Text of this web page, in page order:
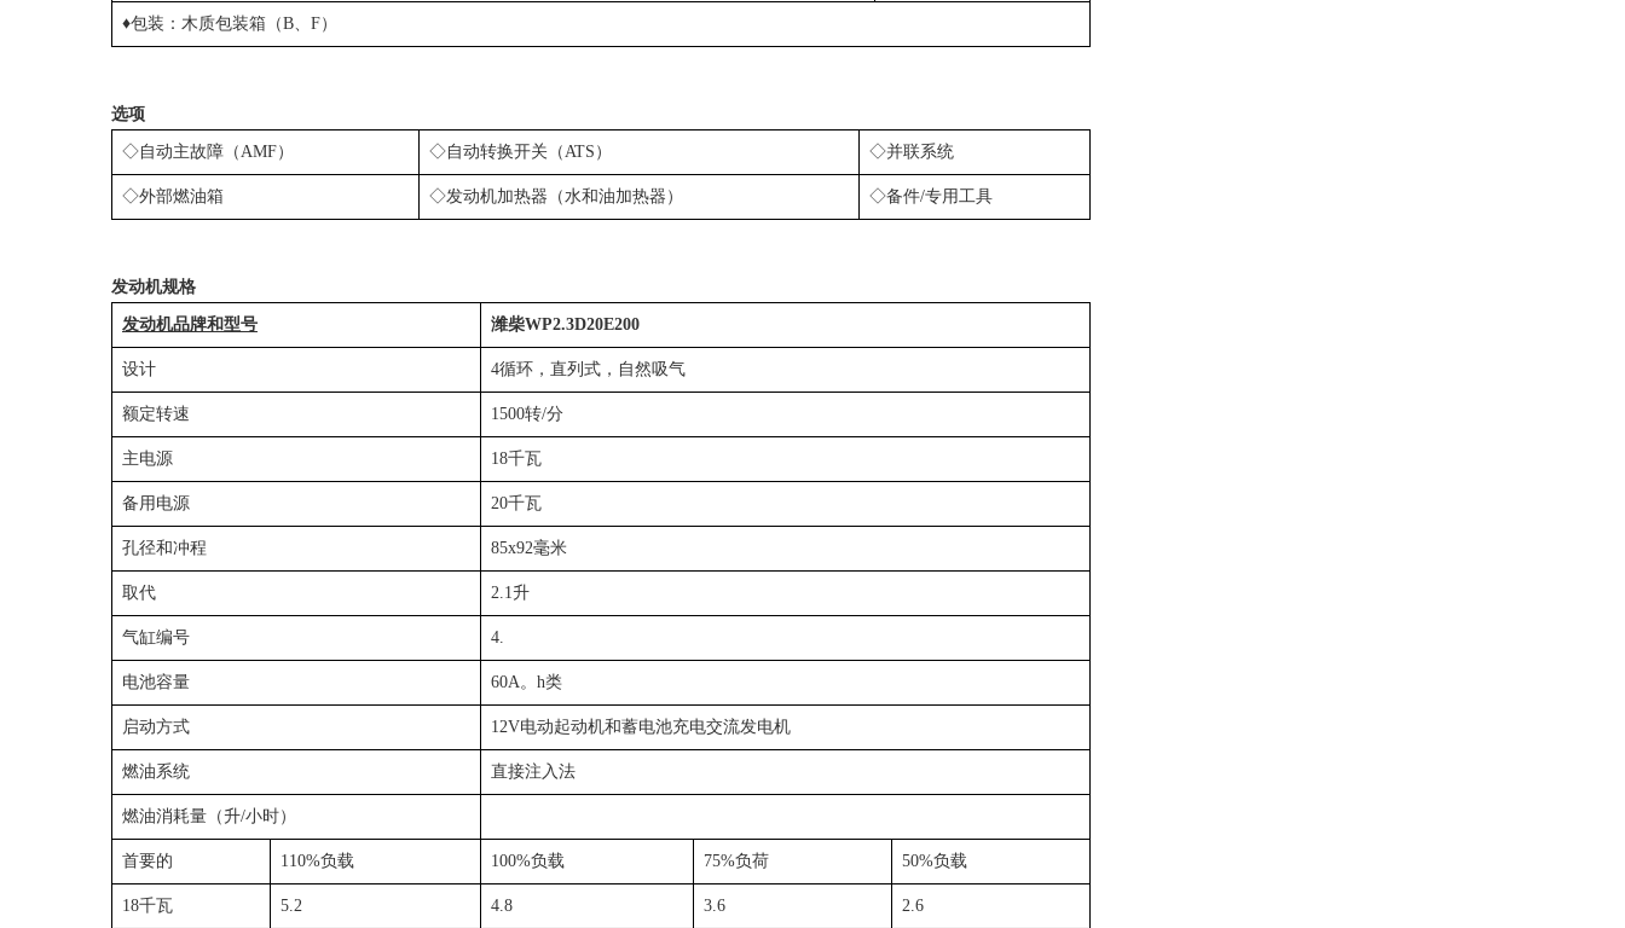
♦包装：木质包装箱（B、F）
选项
◇自动主故障（AMF） ◇自动转换开关（ATS） ◇并联系统
◇外部燃油箱 ◇发动机加热器（水和油加热器） ◇备件/专用工具
发动机规格
发动机品牌和型号 潍柴WP2.3D20E200
设计 4循环，直列式，自然吸气
额定转速 1500转/分
主电源 18千瓦
备用电源 20千瓦
孔径和冲程 85x92毫米
取代 2.1升
气缸编号 4.
电池容量 60A。h类
启动方式 12V电动起动机和蓄电池充电交流发电机
燃油系统 直接注入法
燃油消耗量（升/小时）
首要的 110%负载 100%负载 75%负荷 50%负载
18千瓦 5.2 4.8 3.6 2.6